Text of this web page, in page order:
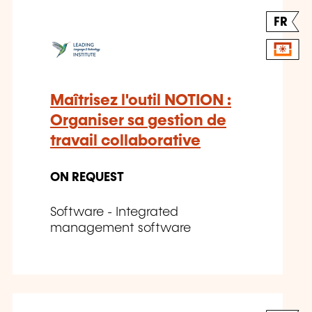
FR
Maîtrisez l'outil NOTION :
Organiser sa gestion de
travail collaborative
ON REQUEST
Software - Integrated
management software